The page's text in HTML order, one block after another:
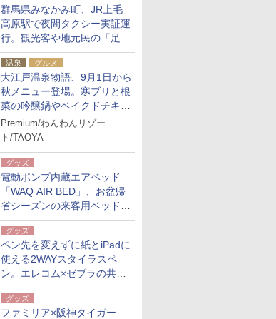
群馬県みなかみ町、JR上毛
高原駅で夜間タクシー実証運
行。観光客や地元民の「足が
ない」課題解消へ、木金土に
2台体制
温泉 グルメ
大江戸温泉物語、9月1日から
秋メニュー登場。寒ブリと根
菜の吟醸鍋やベイクドチキ
ン、ショコラ＆栗スイーツも
食べ放題に
Premium/わんわんリゾー
ト/TAOYA
グッズ
電動ポンプ内蔵エアベッド
「WAQ AIR BED」、お盆帰
省シーズンの来客用ベッドに
も。使用後は収納バッグでコ
ンパクトに保管
グッズ
ペン先を変えずに紙とiPadに
使える2WAYスタイラスペ
ン。エレコム×ゼブラの共同
開発
グッズ
ファミリア×阪神タイガー